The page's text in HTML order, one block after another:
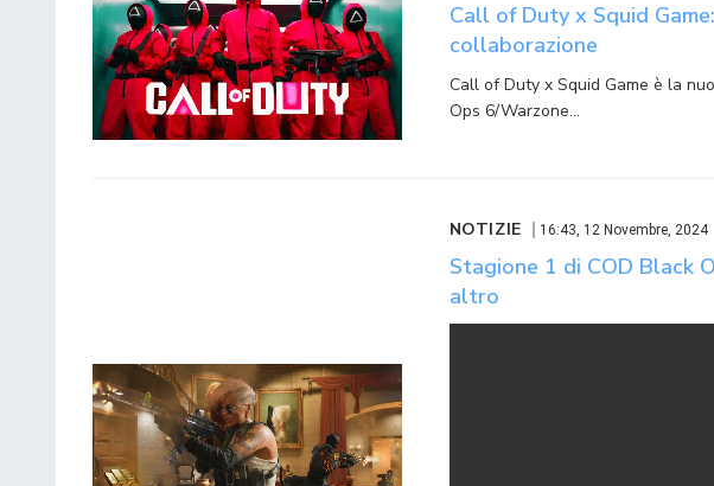
Call of Duty x Squid
collaborazione
Call of Duty x Squid Game è la
Ops 6/Warzone…
NOTIZIE 16:43, 12 Novembre, 2024
Stagione 1 di COD Black
altro